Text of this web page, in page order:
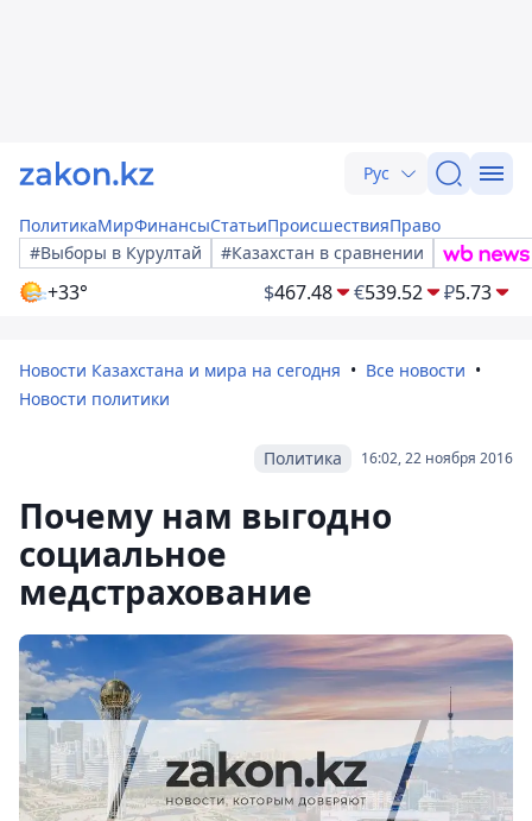
Рус
ПолитикаМирФинансыСтатьиПроисшествияПраво
#Выборы в Курултай
#Казахстан в сравнении
+33° $467.48 €539.52 ₽5.73
Новости Казахстана и мира на сегодня
Все новости
Новости политики
16:02, 22 ноября 2016
Политика
Почему нам выгодно
социальное
медстрахование